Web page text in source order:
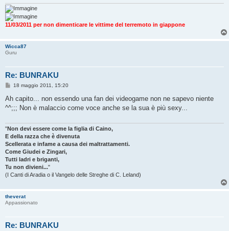
o
11/03/2011 per non dimenticare le vittime del terremoto in giappone
Wicca87
Guru
Re: BUNRAKU
M
s
a
i
o
18 maggio 2011, 15:20
Ah capito... non essendo una fan dei videogame non ne sapevo niente
^^;;; Non è malaccio come voce anche se la sua è più sexy...
"Non devi essere come la figlia di Caino,
E della razza che è divenuta
Scellerata e infame a causa dei maltrattamenti.
Come Giudei e Zingari,
Tutti ladri e briganti,
Tu non divieni..."
(I Canti di Aradia o il Vangelo delle Streghe di C. Leland)
theverat
Appassionato
Re: BUNRAKU